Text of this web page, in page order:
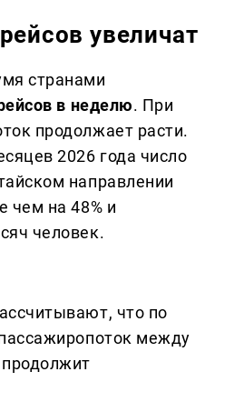
увеличат
странами
в неделю. При
продолжает расти.
2026 года число
направлении
чем на 48% и
человек.
что по
между